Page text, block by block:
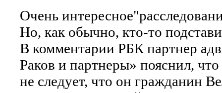
Очень
Но, как обычно, кто-то
В комментарии РБК партнер
Раков и партнеры» пояснил,
не следует, что он ‎гражданин